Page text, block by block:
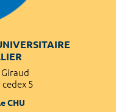
5
CHU